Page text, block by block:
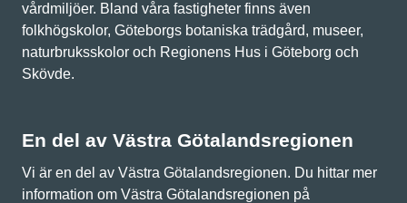
vårdmiljöer. Bland våra fastigheter finns även
folkhögskolor, Göteborgs botaniska trädgård, museer,
naturbruksskolor och Regionens Hus i Göteborg och
Skövde.
En del av Västra Götalandsregionen
Vi är en del av Västra Götalandsregionen. Du hittar mer
information om Västra Götalandsregionen på